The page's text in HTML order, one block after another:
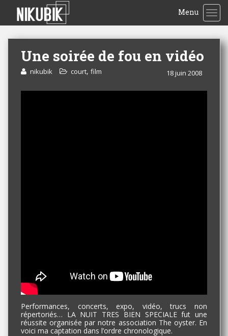
Menu
Une soirée de fou en vidéo
18 juin 2008
nikubik court, film
Performances, concerts, expo, vidéo, trucs non
répertoriés… LA NUIT TRES BIEN SPECIALE fut une
réussite organisée par notre association The oyster. En
voici ma captation dans l’ordre chronologique.